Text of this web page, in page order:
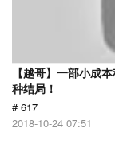
【越哥】一部小成
种结局！
# 617
2018-10-24 07:51